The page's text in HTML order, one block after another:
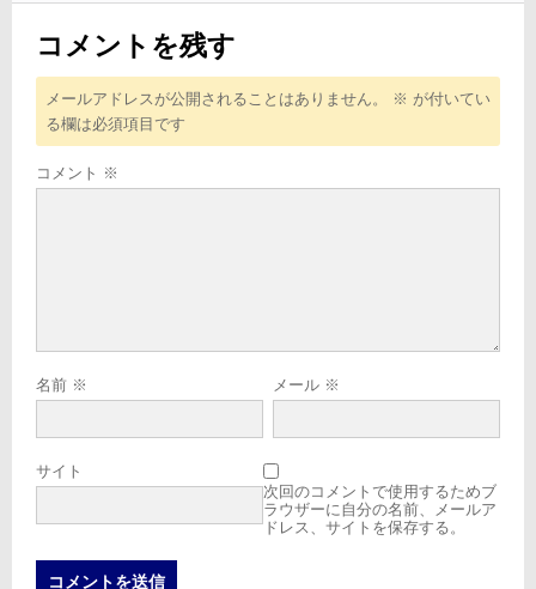
コメントを残す
メールアドレスが公開されることはありません。 ※ が付いてい
る欄は必須項目です
コメント ※
名前 ※ メール ※
サイト
次回のコメントで使用するためブ
ラウザーに自分の名前、メールア
ドレス、サイトを保存する。